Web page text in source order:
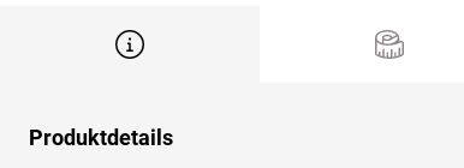
Produktdetails